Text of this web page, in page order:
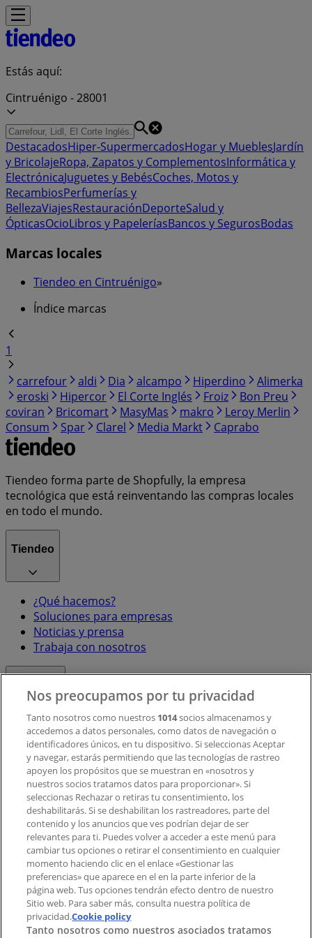
Estás aquí:
Cintruénigo - 28001
DestacadosHiper-SupermercadosHogar y MueblesJardín
y BricolajeRopa, Zapatos y ComplementosInformática y
ElectrónicaJuguetes y BebésCoches, Motos y
RecambiosPerfumerías y
BellezaViajesRestauraciónDeporteSalud y
ÓpticasOcioLibros y PapeleríasBancos y SegurosBodas
Marcas locales
Tiendeo en Cintruénigo»
Índice marcas
1
carrefour
aldi Dia alcampo Hiperdino
Alimerka
eroski
Hipercor El Corte Inglés Froiz
Bon Preu
coviran
Bricomart MasyMas makro
Leroy Merlin
Consum
Spar Clarel Media Markt Caprabo
Tiendeo forma parte de Shopfully, la empresa
tecnológica que está reinventando las compras locales
en todo el mundo.
Tiendeo
¿Qué hacemos?
Soluciones para empresas
Noticias y prensa
Trabaja con nosotros
Contacto comercial y de marketing
Tienda mal colocada en el mapa
Notificar un folleto
¿Encontraste un problema en la web o en la
aplicación?
Índices
Marcas
Marcas locales
Negocios
Negocios cercanos
Nos preocupamos por tu privacidad
Tanto nosotros como nuestros 1014socios almacenamos y
accedemos a datos personales, como datos de navegación o
identificadores únicos, en tu dispositivo. Si seleccionas Aceptar
y navegar, estarás permitiendo que las tecnologías de rastreo
apoyen los propósitos que se muestran en «nosotros y
nuestros socios tratamos datos para proporcionar». Si
seleccionas Rechazar o retiras tu consentimiento, los
deshabilitarás. Si se deshabilitan los rastreadores, parte del
contenido y los anuncios que ves podrían dejar de ser
relevantes para ti. Puedes volver a acceder a este menú para
cambiar tus opciones o retirar el consentimiento en cualquier
momento haciendo clic en el enlace «Gestionar las
preferencias» que aparece en el en la parte inferior de la
página web. Tus opciones tendrán efecto dentro de nuestro
Sitio web. Para saber más, consulta nuestra política de
privacidad.Cookie policy
Tanto nosotros como nuestros asociados tratamos